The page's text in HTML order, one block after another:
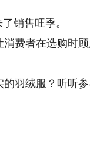
销售旺季。
费者在选购时顾
羽绒服？听听参